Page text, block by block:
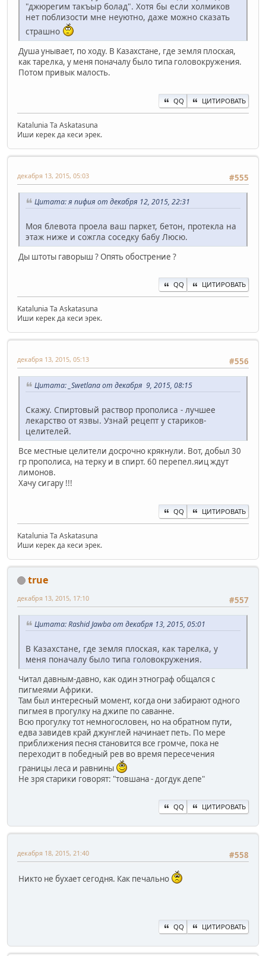
"джюрегим такъыр болад". Хотя бы если холмиков
нет поблизости мне неуютно, даже можно сказать
страшно
Душа унывает, по ходу. В Казахстане, где земля плоская,
как тарелка, у меня поначалу было типа головокружения.
Потом привык малость.
QQ ЦИТИРОВАТЬ
Katalunia Ta Askatasuna
Иши керек да кеси эрек.
#555
декабря 13, 2015, 05:03
Цитата: я пифия от декабря 12, 2015, 22:31
Моя блевота проела ваш паркет, бетон, протекла на
этаж ниже и сожгла соседку бабу Люсю.
Ды штоты гаворыш ? Опять обострение ?
QQ ЦИТИРОВАТЬ
Katalunia Ta Askatasuna
Иши керек да кеси эрек.
#556
декабря 13, 2015, 05:13
Цитата: _Swetlana от декабря 9, 2015, 08:15
Скажу. Спиртовый раствор прополиса - лучшее
лекарство от язвы. Узнай рецепт у стариков-
целителей.
Все местные целители досрочно крякнули. Вот, добыл 30
гр прополиса, на терку и в спирт. 60 перепел.яиц ждут
лимонов.
Хачу сигару !!!
QQ ЦИТИРОВАТЬ
Katalunia Ta Askatasuna
Иши керек да кеси эрек.
true
#557
декабря 13, 2015, 17:10
Цитата: Rashid Jawba от декабря 13, 2015, 05:01
В Казахстане, где земля плоская, как тарелка, у
меня поначалу было типа головокружения.
Читал давным-давно, как один этнограф общался с
пигмеями Африки.
Там был интересный момент, когда они забирают одного
пигмея в прогулку на джипе по саванне.
Всю прогулку тот немногословен, но на обратном пути,
едва завидев край джунглей начинает петь. По мере
приближения песня становится все громче, пока не
переходит в победный рев во время пересечения
границы леса и равнины
Не зря старики говорят: "товшана - догдук депе"
QQ ЦИТИРОВАТЬ
#558
декабря 18, 2015, 21:40
Никто не бухает сегодня. Как печально
QQ ЦИТИРОВАТЬ